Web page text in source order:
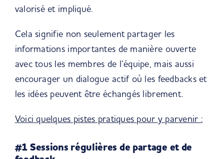
valorisé et impliqué.
Cela signifie non seulement partager les
informations importantes de manière ouverte
avec tous les membres de l’équipe, mais aussi
encourager un dialogue actif où les feedbacks et
les idées peuvent être échangés librement.
Voici quelques pistes pratiques pour y parvenir :
#1 Sessions régulières de partage et de